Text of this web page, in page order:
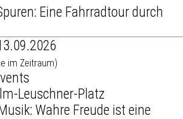
Eine Fahrradtour durch
im Zeitraum)
Leuschner-Platz
Wahre Freude ist eine